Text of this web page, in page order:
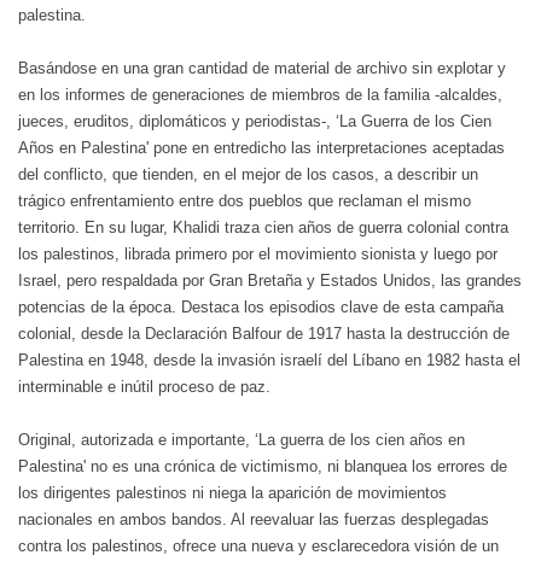
palestina.
Basándose en una gran cantidad de material de archivo sin explotar y
en los informes de generaciones de miembros de la familia -alcaldes,
jueces, eruditos, diplomáticos y periodistas-, ‘La Guerra de los Cien
Años en Palestina' pone en entredicho las interpretaciones aceptadas
del conflicto, que tienden, en el mejor de los casos, a describir un
trágico enfrentamiento entre dos pueblos que reclaman el mismo
territorio. En su lugar, Khalidi traza cien años de guerra colonial contra
los palestinos, librada primero por el movimiento sionista y luego por
Israel, pero respaldada por Gran Bretaña y Estados Unidos, las grandes
potencias de la época. Destaca los episodios clave de esta campaña
colonial, desde la Declaración Balfour de 1917 hasta la destrucción de
Palestina en 1948, desde la invasión israelí del Líbano en 1982 hasta el
interminable e inútil proceso de paz.
Original, autorizada e importante, ‘La guerra de los cien años en
Palestina' no es una crónica de victimismo, ni blanquea los errores de
los dirigentes palestinos ni niega la aparición de movimientos
nacionales en ambos bandos. Al reevaluar las fuerzas desplegadas
contra los palestinos, ofrece una nueva y esclarecedora visión de un